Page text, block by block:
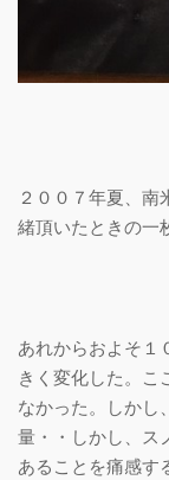
２００７年夏、南
緒頂いたときの一
あれからおよそ１
きく変化した。こ
なかった。しかし
量・・しかし、ス
あることを痛感す